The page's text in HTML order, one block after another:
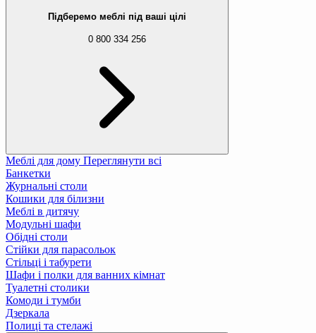
Підберемо меблі під ваші цілі
0 800 334 256
Меблі для дому Переглянути всі
Банкетки
Журнальні столи
Кошики для білизни
Меблі в дитячу
Модульні шафи
Обідні столи
Стійки для парасольок
Стільці і табурети
Шафи і полки для ванних кімнат
Туалетні столики
Комоди і тумби
Дзеркала
Полиці та стелажі